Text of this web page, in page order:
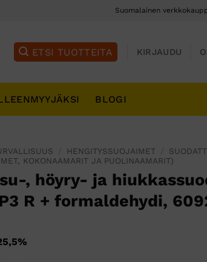
Suomalainen
KIRJAUDU
BLOGI
HENGITYSSUOJAIMET
KOKONAAMARIT JA PUOLINAAMARIT)
, höyry- ja
R + formaldehydi,